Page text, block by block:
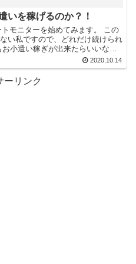
いを稼げるのか？！
モニターを始めてみます。 この
い私ですので、どれだけ続けられ
小遣い稼ぎが出来たらいいなぁ
2020.10.14
ーリンク